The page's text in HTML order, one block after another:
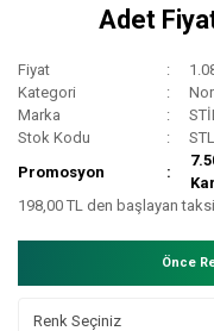
Adet
Fiyat
Kategori
Marka
Stok Kodu
Promosyon
198,00 TL den başlayan
Önce